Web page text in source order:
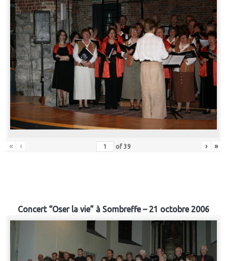
« ‹ of 39 › »
Concert “Oser la vie” à Sombreffe – 21 octobre 2006